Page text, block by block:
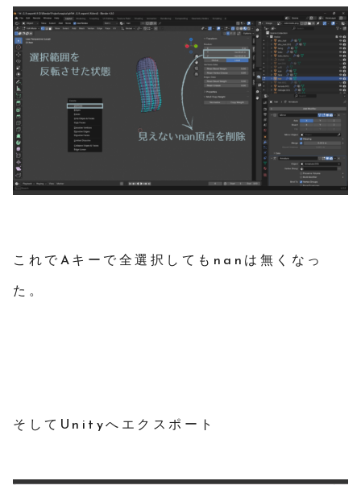
これでAキーで全選択してもnanは無くなっ
た。
そしてUnityへエクスポート